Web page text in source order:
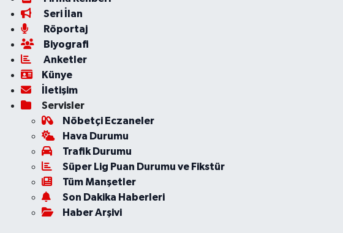
Seri İlan
Röportaj
Biyografi
Anketler
Künye
İletişim
Servisler
Nöbetçi Eczaneler
Hava Durumu
Trafik Durumu
Süper Lig Puan Durumu ve Fikstür
Tüm Manşetler
Son Dakika Haberleri
Haber Arşivi